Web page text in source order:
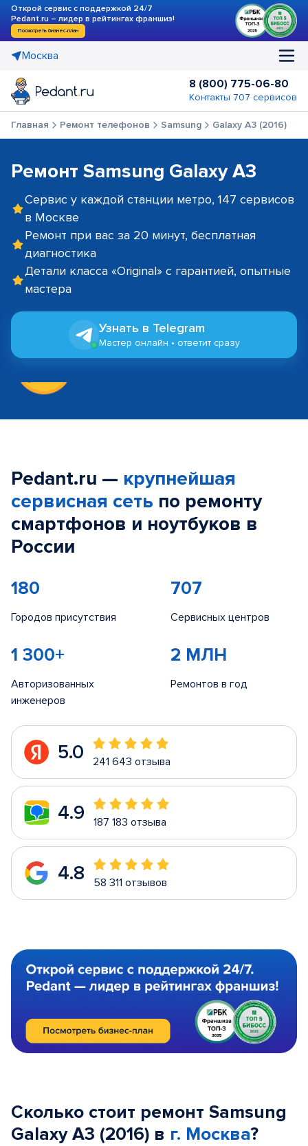
Открой сервис с поддержкой 24/7
Pedant.ru – лидер в рейтингах франшиз!
Посмотреть бизнес-план
Москва
8 (800) 775-06-80
Контакты 707 сервисов
Главная Ремонт телефонов Samsung Galaxy A3 (2016)
Ремонт Samsung Galaxy A3
Сервис у каждой станции метро, 147 сервисов
в Москве
Ремонт при вас за 20 минут, бесплатная
диагностика
Детали класса «Original» с гарантией, опытные
мастера
Узнать в Telegram
Мастер онлайн • ответит сразу
Pedant.ru — крупнейшая
сервисная сеть по ремонту
смартфонов и ноутбуков в
России
180
Городов присутствия
707
Сервисных центров
1 300+
Авторизованных
инженеров
2 МЛН
Ремонтов в год
5.0 241 643 отзыва
4.9 187 183 отзыва
4.8 58 311 отзывов
Сколько стоит ремонт Samsung
Galaxy A3 (2016) в г. Москва?